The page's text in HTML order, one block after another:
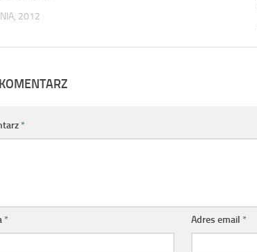
2012
*
* Adres email*